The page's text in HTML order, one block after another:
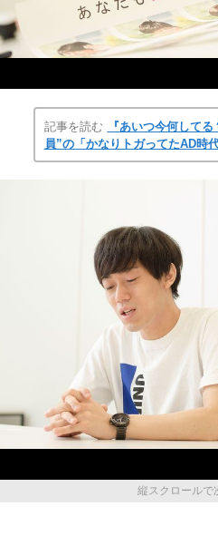
記事を読む
『あいつ今何して
員”の「かなりトガってたAD時代
縦スクロールで